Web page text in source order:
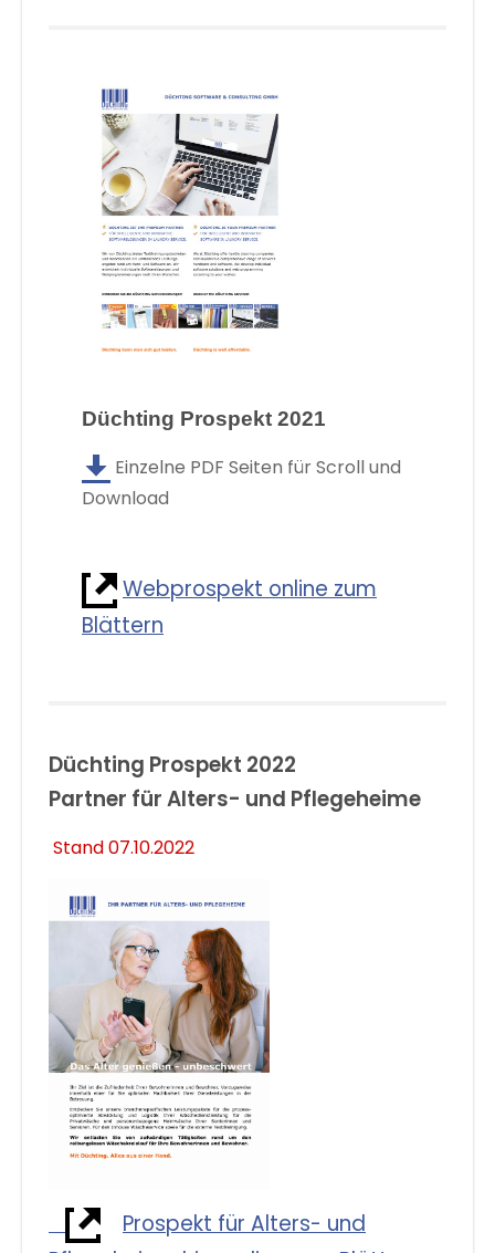
Düchting Prospekt 2021
Einzelne PDF Seiten für Scroll und
Download
Webprospekt online zum
Blättern
Düchting Prospekt 2022
Partner für Alters- und Pflegeheime
Stand 07.10.2022
Prospekt für Alters- und